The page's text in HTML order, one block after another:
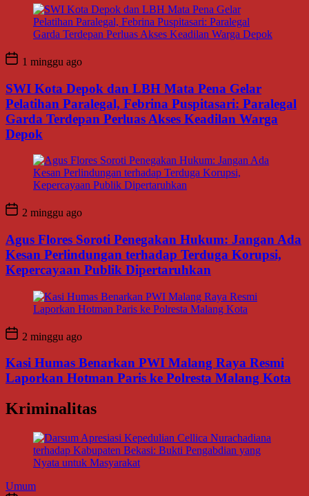
1 minggu ago
SWI Kota Depok dan LBH Mata Pena Gelar
Pelatihan Paralegal, Febrina Puspitasari: Paralegal
Garda Terdepan Perluas Akses Keadilan Warga
Depok
2 minggu ago
Agus Flores Soroti Penegakan Hukum: Jangan Ada
Kesan Perlindungan terhadap Terduga Korupsi,
Kepercayaan Publik Dipertaruhkan
2 minggu ago
Kasi Humas Benarkan PWI Malang Raya Resmi
Laporkan Hotman Paris ke Polresta Malang Kota
Kriminalitas
Umum